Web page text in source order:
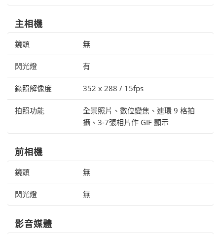
主相機
鏡頭 無
閃光燈 有
錄照解像度 352 x 288 / 15fps
拍照功能
全景照片、數位變焦、連環 9 格拍
攝、3-7張相片作 GIF 顯示
前相機
鏡頭 無
閃光燈 無
影音媒體